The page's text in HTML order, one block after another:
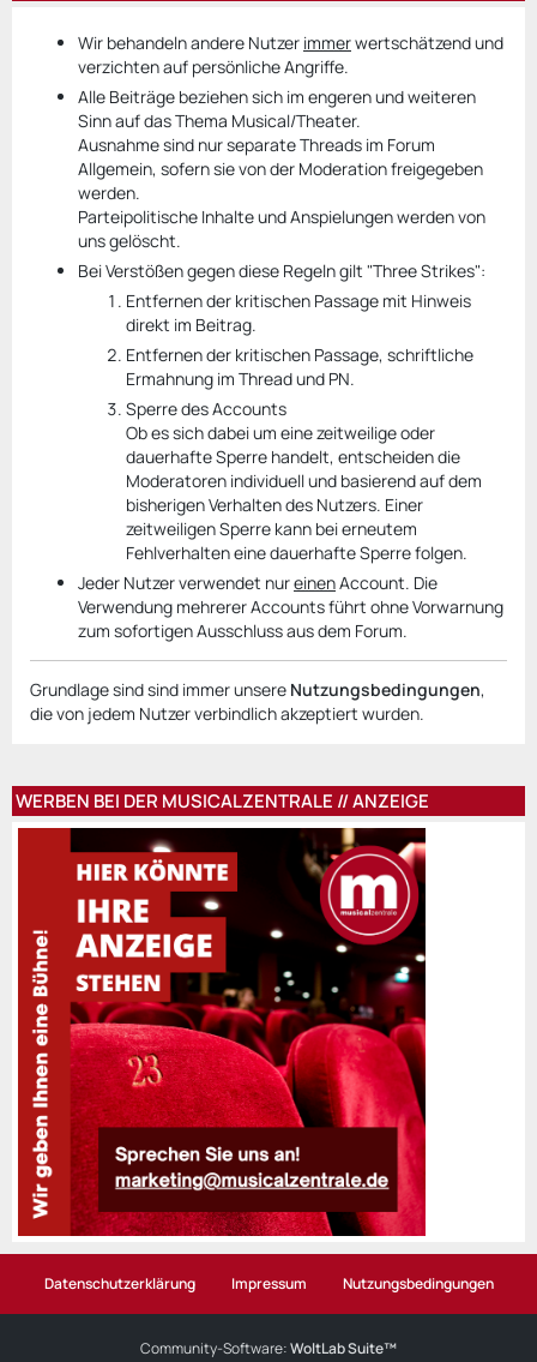
Wir behandeln andere Nutzer immerwertschätzend und
verzichten auf persönliche Angriffe.
Alle Beiträge beziehen sich im engeren und weiteren
Sinn auf das Thema Musical/Theater.
Ausnahme sind nur separate Threads im Forum
Allgemein, sofern sie von der Moderation freigegeben
werden.
Parteipolitische Inhalte und Anspielungen werden von
uns gelöscht.
Bei Verstößen gegen diese Regeln gilt "Three Strikes":
Entfernen der kritischen Passage mit Hinweis
direkt im Beitrag.
Entfernen der kritischen Passage, schriftliche
Ermahnung im Thread und PN.
Sperre des Accounts
Ob es sich dabei um eine zeitweilige oder
dauerhafte Sperre handelt, entscheiden die
Moderatoren individuell und basierend auf dem
bisherigen Verhalten des Nutzers. Einer
zeitweiligen Sperre kann bei erneutem
Fehlverhalten eine dauerhafte Sperre folgen.
Jeder Nutzer verwendet nureinenAccount. Die
Verwendung mehrerer Accounts führt ohne Vorwarnung
zum sofortigen Ausschluss aus dem Forum.
Grundlage sind sind immer unsere Nutzungsbedingungen,
die von jedem Nutzer verbindlich akzeptiert wurden.
WERBEN BEI DER MUSICALZENTRALE // ANZEIGE
Datenschutzerklärung Impressum Nutzungsbedingungen
Community-Software:WoltLab Suite™